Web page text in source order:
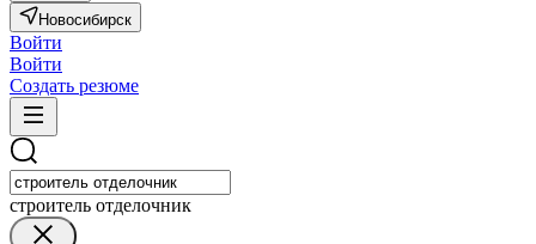
Новосибирск
Войти
Войти
Создать резюме
строитель отделочник